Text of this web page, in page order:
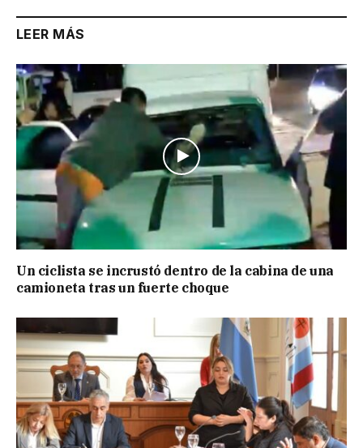
LEER MÁS
Un ciclista se incrustó dentro de la cabina de una
camioneta tras un fuerte choque